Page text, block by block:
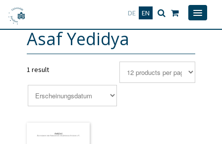
DE EN
Deutsch
Asaf Yedidya
1 result